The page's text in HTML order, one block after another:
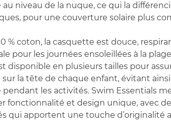
niveau de la nuque, ce qui la
pour une couverture solaire plus
% coton, la casquette est douce,
pour les journées ensoleillées à la
disponible en plusieurs tailles pour
la tête de chaque enfant, évitant ainsi
les activités. Swim Essentials
fonctionnalité et design unique, avec
qui apportent une touche d’originalité